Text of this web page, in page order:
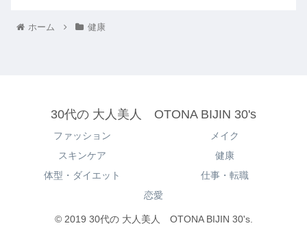
ホーム 健康
30代の 大人美人 OTONA BIJIN 30's
ファッション
メイク
スキンケア
健康
体型・ダイエット
仕事・転職
恋愛
© 2019 30代の 大人美人 OTONA BIJIN 30's.